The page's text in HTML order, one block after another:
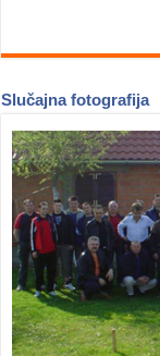
Slučajna fotografija